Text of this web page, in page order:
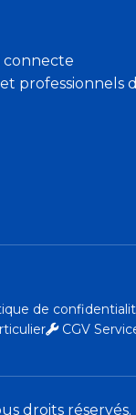
connecte
professionnels
de
CGV
droits réservés.